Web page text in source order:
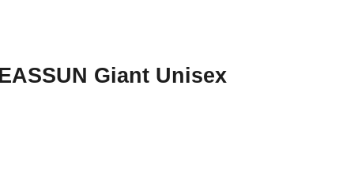
Giant Unisex